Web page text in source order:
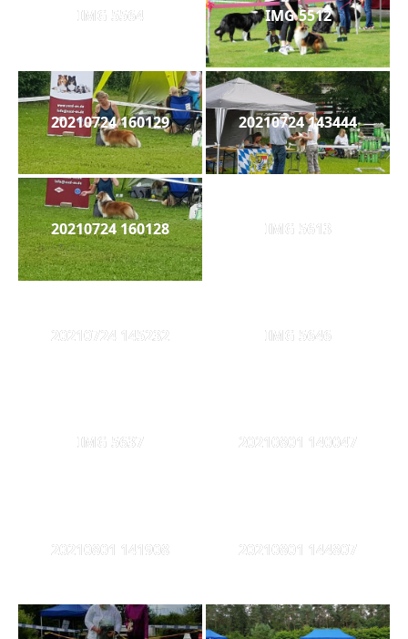
IMG 5564 IMG 5512
20210724 160129 20210724 143444
20210724 160128 IMG 5613
20210724 145232 IMG 5646
IMG 5637 20210801 140047
20210801 141908 20210801 144807